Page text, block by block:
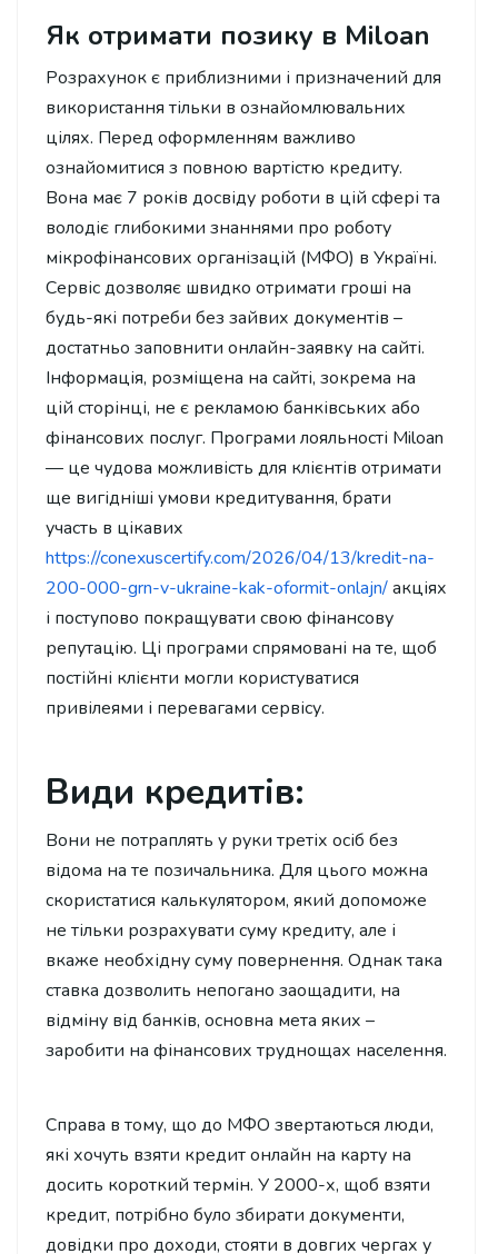
Як отримати позику в Miloan
Розрахунок є приблизними і призначений для
використання тільки в ознайомлювальних
цілях. Перед оформленням важливо
ознайомитися з повною вартістю кредиту.
Вона має 7 років досвіду роботи в цій сфері та
володіє глибокими знаннями про роботу
мікрофінансових організацій (МФО) в Україні.
Сервіс дозволяє швидко отримати гроші на
будь-які потреби без зайвих документів –
достатньо заповнити онлайн-заявку на сайті.
Інформація, розміщена на сайті, зокрема на
цій сторінці, не є рекламою банківських або
фінансових послуг. Програми лояльності Miloan
— це чудова можливість для клієнтів отримати
ще вигідніші умови кредитування, брати
участь в цікавих
https://conexuscertify.com/2026/04/13/kredit-na-
200-000-grn-v-ukraine-kak-oformit-onlajn/акціях
і поступово покращувати свою фінансову
репутацію. Ці програми спрямовані на те, щоб
постійні клієнти могли користуватися
привілеями і перевагами сервісу.
Види кредитів:
Вони не потраплять у руки третіх осіб без
відома на те позичальника. Для цього можна
скористатися калькулятором, який допоможе
не тільки розрахувати суму кредиту, але і
вкаже необхідну суму повернення. Однак така
ставка дозволить непогано заощадити, на
відміну від банків, основна мета яких –
заробити на фінансових труднощах населення.
Справа в тому, що до МФО звертаються люди,
які хочуть взяти кредит онлайн на карту на
досить короткий термін. У 2000-х, щоб взяти
кредит, потрібно було збирати документи,
довідки про доходи, стояти в довгих чергах у